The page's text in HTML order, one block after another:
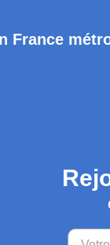
France